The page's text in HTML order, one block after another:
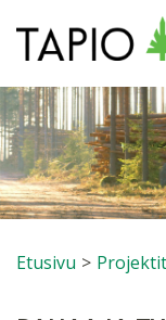
Etusivu > Projektit